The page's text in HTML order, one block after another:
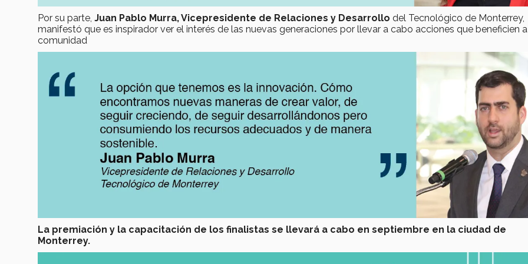
Por su parte, Juan Pablo Murra, Vicepresidente de Relaciones y Desarrollo del Tecnológico de Monterrey,
manifestó que es inspirador ver el interés de las nuevas generaciones por llevar a cabo acciones que beneficien
comunidad
La premiación y la capacitación de los finalistas se llevará a cabo en septiembre en la ciudad de
Monterrey.